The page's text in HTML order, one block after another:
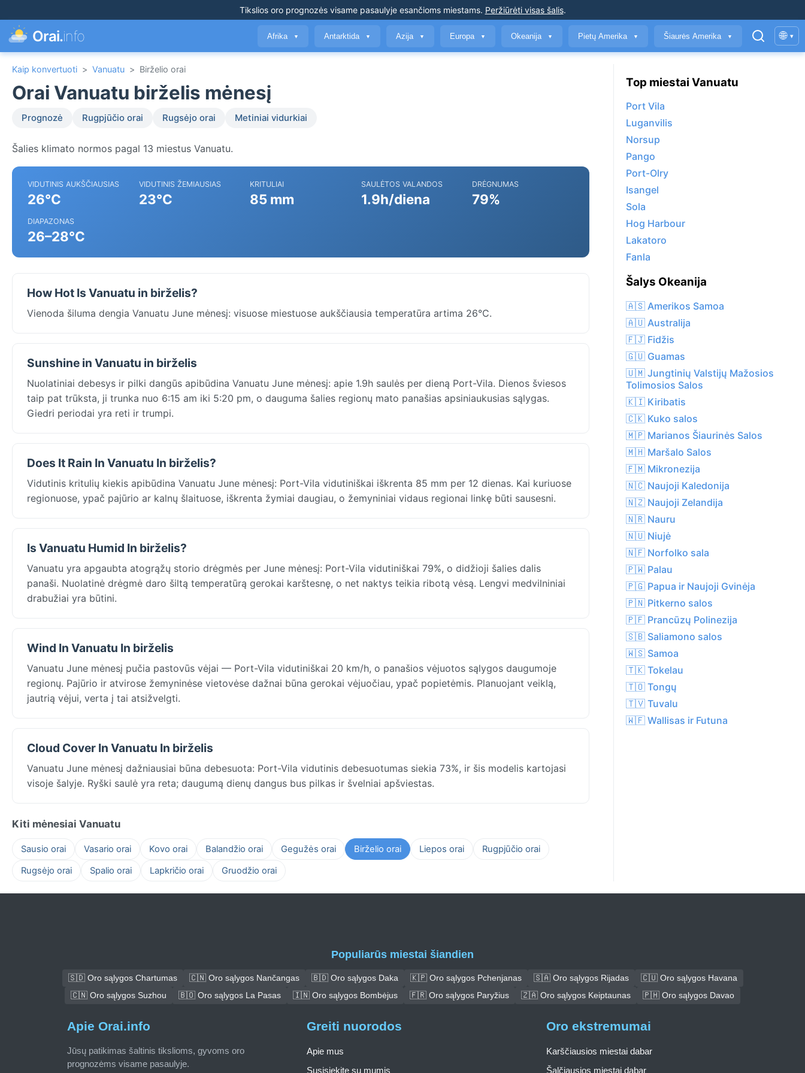
Tikslios oro prognozėsvisame pasaulyje esančioms miestams. Peržiūrėti visas šalis.
Orai.info Afrika ▼ Antarktida ▼ Azija ▼ Europa ▼ Okeanija ▼ Pietų Amerika ▼ Šiaurės Amerika ▼ 🌐 ▾
Kaip konvertuoti > Vanuatu > Birželio orai
Orai Vanuatu birželis mėnesį
Prognozė Rugpjūčio orai Rugsėjo orai Metiniai vidurkiai
Šalies klimato normos pagal 13 miestus Vanuatu.
VIDUTINIS AUKŠČIAUSIAS
26°C
VIDUTINIS ŽEMIAUSIAS
23°C
KRITULIAI
85 mm
SAULĖTOS VALANDOS
1.9h/diena
DRĖGNUMAS
79%
DIAPAZONAS
26–28°C
How Hot Is Vanuatu in birželis?
Vienoda šiluma dengia Vanuatu June mėnesį: visuose miestuose aukščiausia temperatūra artima 26°C.
Sunshine in Vanuatu in birželis
Nuolatiniai debesys ir pilki dangūs apibūdina Vanuatu June mėnesį: apie 1.9h saulės per dieną Port-Vila. Dienos šviesos
taip pat trūksta, ji trunka nuo 6:15 am iki 5:20 pm, o dauguma šalies regionų mato panašias apsiniaukusias sąlygas.
Giedri periodai yra reti ir trumpi.
Does It Rain In Vanuatu In birželis?
Vidutinis kritulių kiekis apibūdina Vanuatu June mėnesį: Port-Vila vidutiniškai iškrenta 85 mm per 12 dienas. Kai kuriuose
regionuose, ypač pajūrio ar kalnų šlaituose, iškrenta žymiai daugiau, o žemyniniai vidaus regionai linkę būti sausesni.
Is Vanuatu Humid In birželis?
Vanuatu yra apgaubta atogrąžų storio drėgmės per June mėnesį: Port-Vila vidutiniškai 79%, o didžioji šalies dalis
panaši. Nuolatinė drėgmė daro šiltą temperatūrą gerokai karštesnę, o net naktys teikia ribotą vėsą. Lengvi medvilniniai
drabužiai yra būtini.
Wind In Vanuatu In birželis
Vanuatu June mėnesį pučia pastovūs vėjai — Port-Vila vidutiniškai 20 km/h, o panašios vėjuotos sąlygos daugumoje
regionų. Pajūrio ir atvirose žemyninėse vietovėse dažnai būna gerokai vėjuočiau, ypač popietėmis. Planuojant veiklą,
jautrią vėjui, verta į tai atsižvelgti.
Cloud Cover In Vanuatu In birželis
Vanuatu June mėnesį dažniausiai būna debesuota: Port-Vila vidutinis debesuotumas siekia 73%, ir šis modelis kartojasi
visoje šalyje. Ryški saulė yra reta; daugumą dienų dangus bus pilkas ir švelniai apšviestas.
Kiti mėnesiai Vanuatu
Sausio orai Vasario orai Kovo orai Balandžio orai Gegužės orai Birželio orai Liepos orai
Rugpjūčio orai
Rugsėjo orai
Spalio orai Lapkričio orai Gruodžio orai
Top miestai Vanuatu
Port Vila
Luganvilis
Norsup
Pango
Port-Olry
Isangel
Sola
Hog Harbour
Lakatoro
Fanla
Šalys Okeanija
🇦🇸 Amerikos Samoa
🇦🇺 Australija
🇫🇯 Fidžis
🇬🇺 Guamas
🇺🇲 Jungtinių Valstijų Mažosios
Tolimosios Salos
🇰🇮 Kiribatis
🇨🇰 Kuko salos
🇲🇵 Marianos Šiaurinės Salos
🇲🇭 Maršalo Salos
🇫🇲 Mikronezija
🇳🇨 Naujoji Kaledonija
🇳🇿 Naujoji Zelandija
🇳🇷 Nauru
🇳🇺 Niujė
🇳🇫 Norfolko sala
🇵🇼 Palau
🇵🇬 Papua ir Naujoji Gvinėja
🇵🇳 Pitkerno salos
🇵🇫 Prancūzų Polinezija
🇸🇧 Saliamono salos
🇼🇸 Samoa
🇹🇰 Tokelau
🇹🇴 Tongų
🇹🇻 Tuvalu
🇼🇫 Wallisas ir Futuna
Populiarūs miestai šiandien
🇸🇩 Oro sąlygos Chartumas 🇨🇳 Oro sąlygos Nančangas 🇧🇩 Oro sąlygos Daka 🇰🇵 Oro sąlygos Pchenjanas 🇸🇦 Oro sąlygos Rijadas
🇨🇺 Oro sąlygos Havana
🇨🇳 Oro sąlygos Suzhou
🇧🇴 Oro sąlygos La Pasas 🇮🇳 Oro sąlygos Bombėjus 🇫🇷 Oro sąlygos Paryžius 🇿🇦 Oro sąlygos Keiptaunas 🇵🇭 Oro sąlygos Davao
Apie Orai.info
Jūsų patikimas šaltinis tikslioms, gyvoms oro
prognozėms visame pasaulyje.
Greiti nuorodos
Apie mus
Susisiekite su mumis
Oro ekstremumai
Karščiausios miestai dabar
Šalčiausios miestai dabar